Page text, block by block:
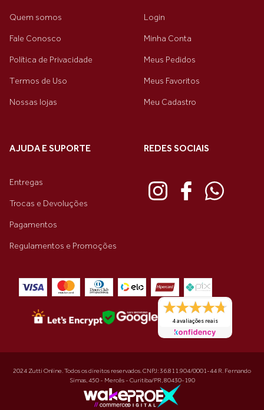
Quem somos
Fale Conosco
Política de Privacidade
Termos de Uso
Nossas lojas
Login
Minha Conta
Meus Pedidos
Meus Favoritos
Meu Cadastro
AJUDA E SUPORTE
Entregas
Trocas e Devoluções
Pagamentos
Regulamentos e Promoções
REDES SOCIAIS
4 avaliações reais
2024 Zutti Online. Todos os direitos reservados. CNPJ: 36.811.904/0001-44 R. Fernando
Simas, 450 - Mercês - Curitiba/PR, 80430-190